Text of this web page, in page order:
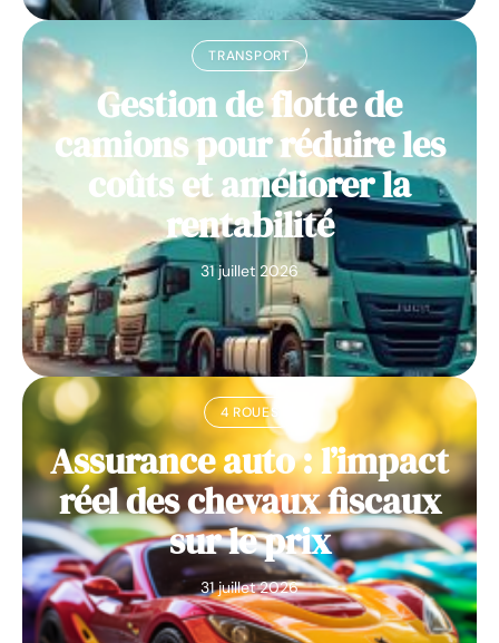
TRANSPORT
Gestion de flotte de
camions pour réduire les
coûts et améliorer la
rentabilité
31 juillet 2026
4 ROUES
Assurance auto : l’impact
réel des chevaux fiscaux
sur le prix
31 juillet 2026